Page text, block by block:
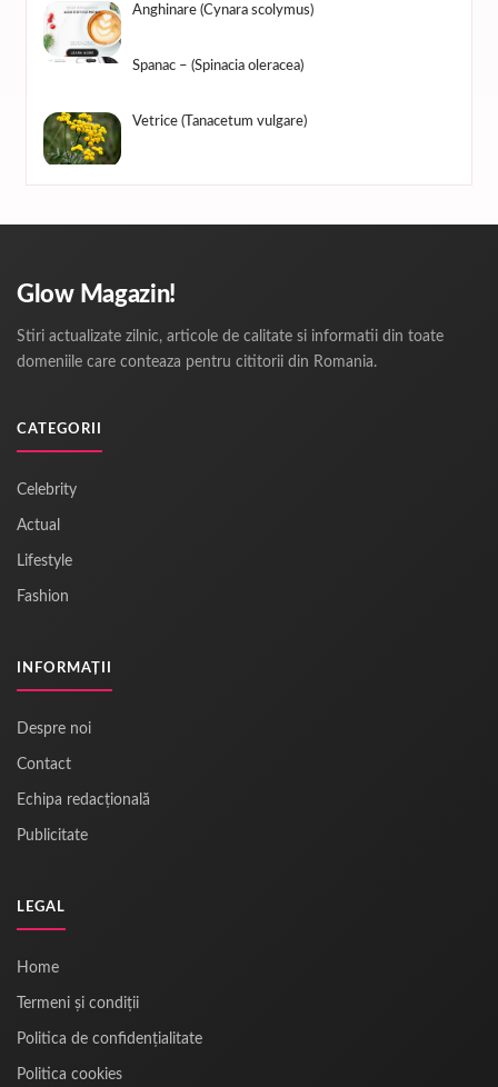
Anghinare (Cynara scolymus)
Spanac – (Spinacia oleracea)
Vetrice (Tanacetum vulgare)
Glow Magazin!
Stiri actualizate zilnic, articole de calitate si informatii din toate
domeniile care conteaza pentru cititorii din Romania.
CATEGORII
Celebrity
Actual
Lifestyle
Fashion
INFORMAȚII
Despre noi
Contact
Echipa redacțională
Publicitate
LEGAL
Home
Termeni și condiții
Politica de confidențialitate
Politica cookies